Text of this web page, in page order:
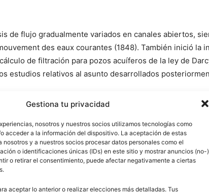
Gestiona tu privacidad
nosotros y nuestros socios utilizamos tecnologías como
acceder a la información del dispositivo. La aceptación de estas
nosotros y a nuestros socios procesar datos personales como el
o identificaciones únicas (IDs) en este sitio y mostrar anuncios (no-)
o retirar el consentimiento, puede afectar negativamente a ciertas
aceptar lo anterior o realizar elecciones más detalladas. Tus
de flujo gradualmente variados en canales abiertos,
des eaux courantes (1848). También inició la
de filtración para pozos acuíferos de la ley de
estudios relativos al asunto desarrollados